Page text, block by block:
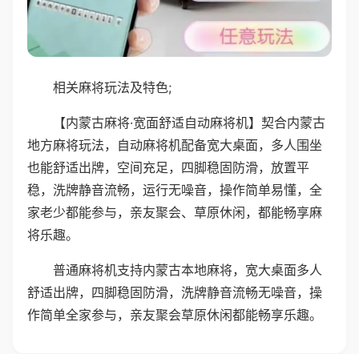
相关麻将玩法及特色;
【内蒙古麻将·宽面舒适自动麻将机】契合内蒙古
地方麻将玩法，自动麻将机配备宽大桌面，多人围坐
也能舒适出牌，空间充足，四脚稳固防滑，放置平
稳，洗牌静音流畅，运行无噪音，操作简单易懂，全
家老少都能参与，亲友聚会、草原休闲，都能畅享麻
将乐趣。
普通麻将机支持内蒙古本地麻将，宽大桌面多人
舒适出牌，四脚稳固防滑，洗牌静音流畅无噪音，操
作简单全家参与，亲友聚会草原休闲都能畅享乐趣。